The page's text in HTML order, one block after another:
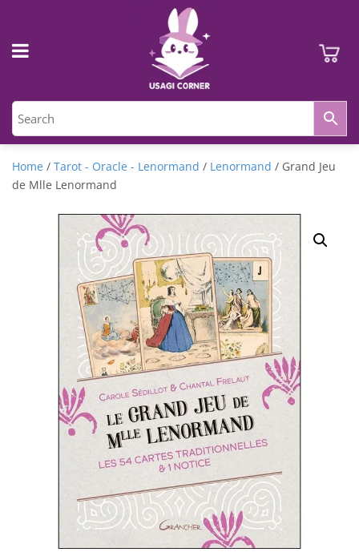
Home / Tarot - Oracle - Lenormand / Lenormand / Grand Jeu
de Mlle Lenormand